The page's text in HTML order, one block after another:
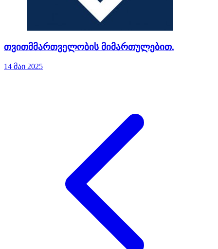
თვითმმართველობის მიმართულებით.
14 მაი 2025